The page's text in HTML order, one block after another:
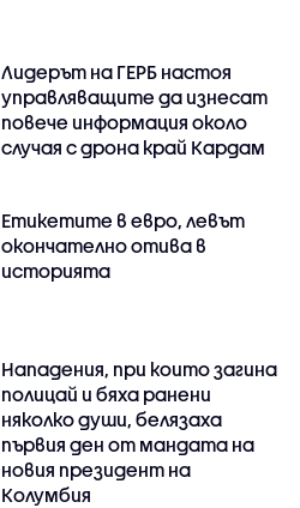
Лидерът на ГЕРБ настоя
управляващите да изнесат
повече информация около
случая с дрона край Кардам
Етикетите в евро, левът
окончателно отива в
историята
Нападения, при които загина
полицай и бяха ранени
няколко души, белязаха
първия ден от мандата на
новия президент на
Колумбия